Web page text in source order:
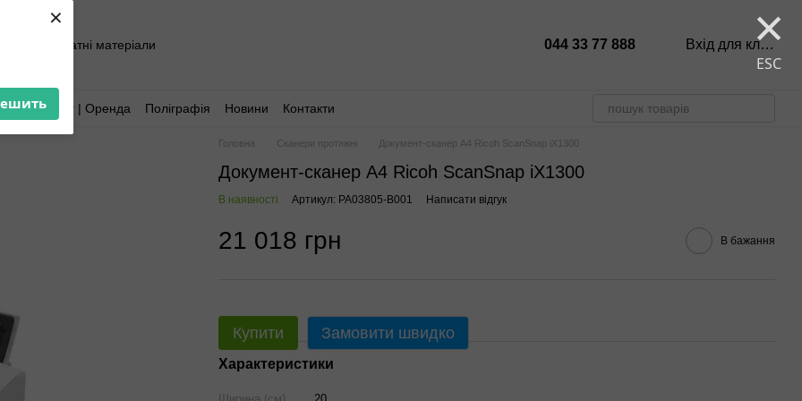
× ×
ESC
та витратні матеріали 044 33 77 888 Вхід для клієнтів
Аутсорсинг | Оренда Поліграфія Новини Контакти
Головна Сканери протяжні Документ-сканер A4 Ricoh ScanSnap iX1300
Документ-сканер A4 Ricoh ScanSnap iX1300
В наявності Артикул: PA03805-B001 Написати відгук
21 018 грн В бажання
Купити Замовити швидко
Характеристики